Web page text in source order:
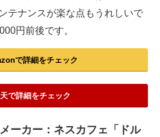
テナンスが楽な点もうれしいで
円前後です。
で詳細をチェック
で詳細をチェック
ーカー：ネスカフェ「ドル